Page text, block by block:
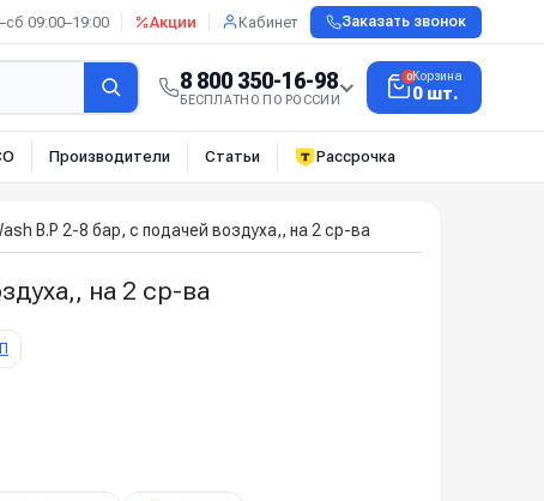
09:00–19:00 Акции Кабинет Заказать звонок
8 800 350-16-98
БЕСПЛАТНО ПО РОССИИ
0Корзина
0 шт.
Производители Статьи Рассрочка
B.P 2-8 бар, с подачей воздуха,, на 2 ср-ва
на 2 ср-ва